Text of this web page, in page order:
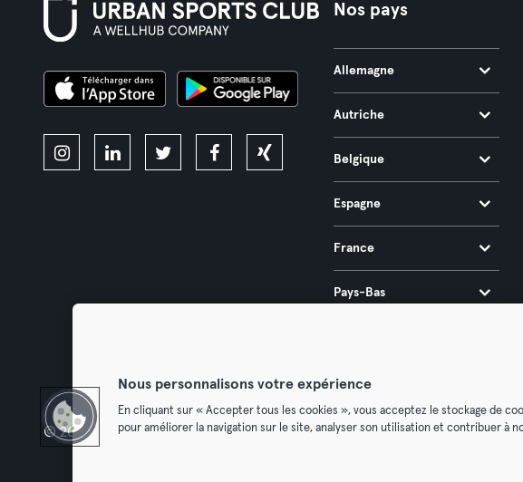
Nos pays
Allemagne
Autriche
Belgique
Espagne
France
Pays-Bas
© 2026 Urban Sports Group GmbH. All rights reserved.Conditions générales
Nous personnalisons votre expérience
En cliquant sur « Accepter tous les cookies », vous acceptez le stockage de
pour améliorer la navigation sur le site, analyser son utilisation et contribuer à